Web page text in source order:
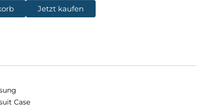
Jetzt kaufen
Case